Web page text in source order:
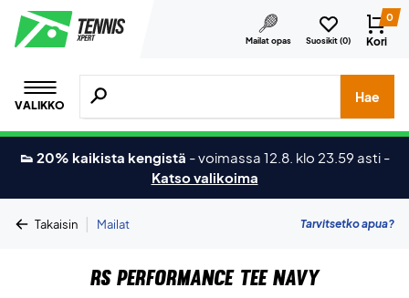
Mailat opas Suosikit (0)
0
Kori
VALIKKO
Hae tuotteita, merkkejä jne.
Hae
👟 20% kaikista kengistä -voimassa 12.8. klo 23.59 asti -
Katso valikoima
Takaisin | Mailat Tarvitsetko apua?
RS Performance Tee Navy